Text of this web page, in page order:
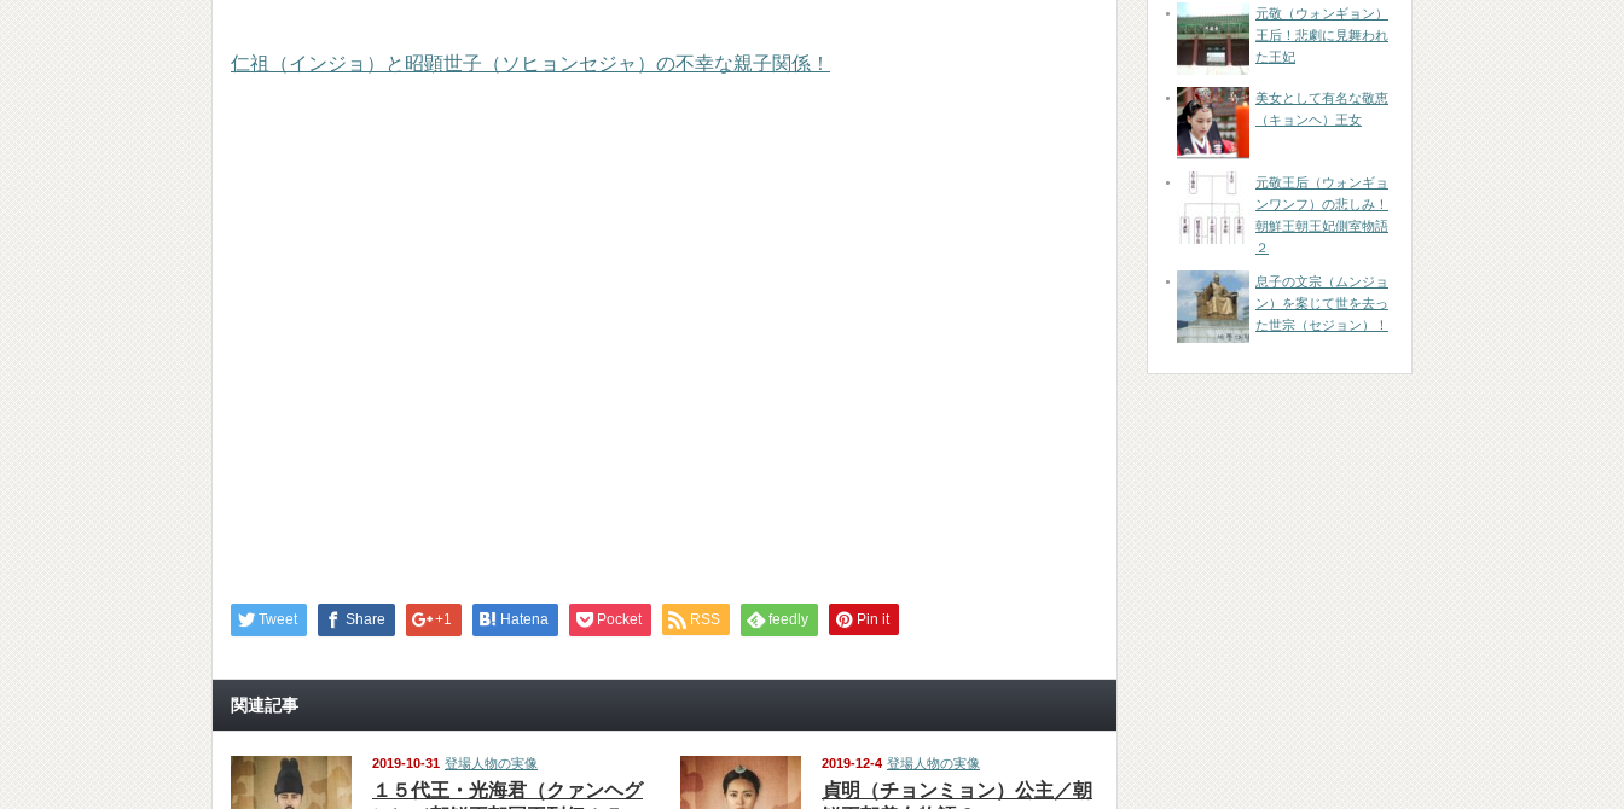
仁祖（インジョ）と昭顕世子（ソヒョンセジャ）の不幸な親子関係！
Tweet Share +1 Hatena Pocket RSS feedly Pin it
関連記事
2019-10-31 登場人物の実像
１５代王・光海君（クァンヘグ
2019-12-4 登場人物の実像
貞明（チョンミョン）公主／朝
元敬（ウォンギョン）
王后！悲劇に見舞われ
た王妃
美女として有名な敬恵
（キョンヘ）王女
元敬王后（ウォンギョ
ンワンフ）の悲しみ！
朝鮮王朝王妃側室物語
２
息子の文宗（ムンジョ
ン）を案じて世を去っ
た世宗（セジョン）！